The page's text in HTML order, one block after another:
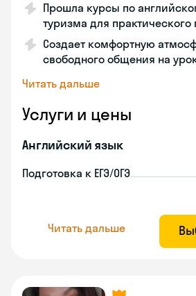
Прошла курсы по
туризма для практического
Создает комфортную
свободного общения на
Читать дальше
Услуги и цены
Английский язык
Подготовка к ЕГЭ/ОГЭ
Читать дальше